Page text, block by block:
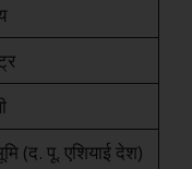
(द. पू. एशियाई देश)